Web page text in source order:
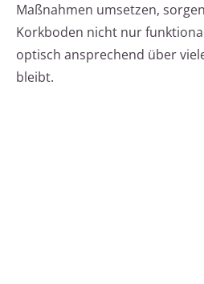
Maßnahmen umsetzen,
Korkboden nicht nur
optisch ansprechend über
bleibt.